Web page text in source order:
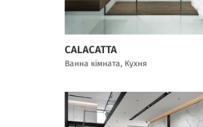
CALACATTA
Ванна кімната, Кухня